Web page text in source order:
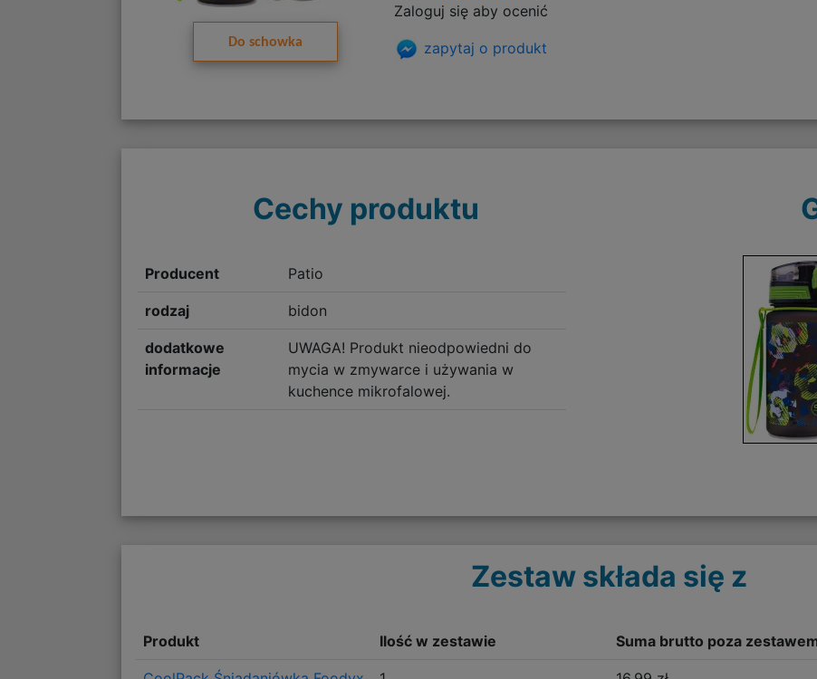
Do schowka
Zaloguj się aby ocenić
zapytaj o produkt
Cechy produktu
Producent Patio
rodzaj bidon
dodatkowe
informacje
UWAGA! Produkt nieodpowiedni do
mycia w zmywarce i używania w
kuchence mikrofalowej.
Zestaw składa się z
Produkt Ilość w zestawie Suma brutto poza